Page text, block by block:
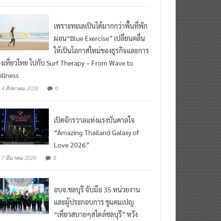
เพราะทะเลเป็นได้มากกว่าพื้นที่พัก
ผ่อน“Blue Exercise” เปลี่ยนคลื่น
ให้เป็นโอกาสใหม่ของธุรกิจและการ
เที่ยวไทย ไปกับ Surf Therapy – From Wave to
4 สิงหาคม 2026 0
เปิดจักรวาลแห่งแรงบันดาลใจ
“Amazing Thailand Galaxy of
Love 2026”
7 มีนาคม 2026 0
อบจ.ชลบุรี จับมือ 35 หน่วยงาน
และผู้ประกอบการ ชูแคมเปญ
“เที่ยวสบายๆสไตล์ชลบุรี” หวัง